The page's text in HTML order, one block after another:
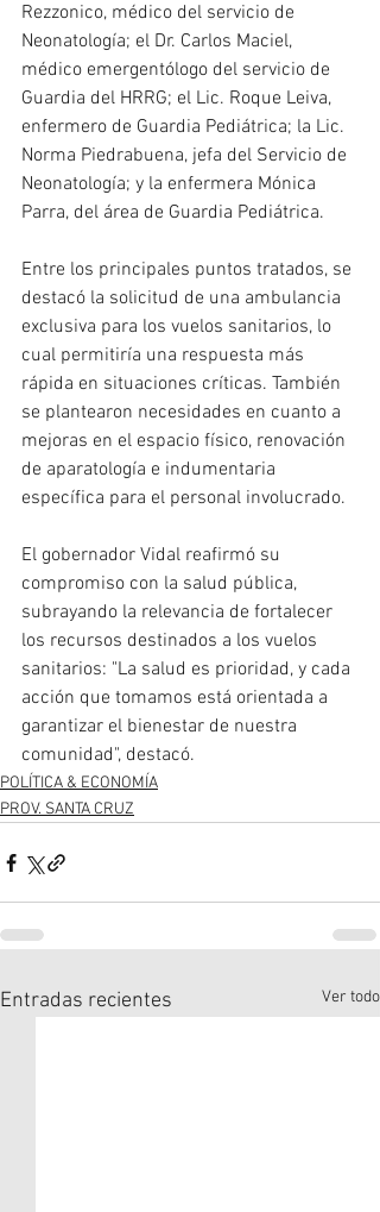
Rezzonico, médico del servicio de
Neonatología; el Dr. Carlos Maciel,
médico emergentólogo del servicio de
Guardia del HRRG; el Lic. Roque Leiva,
enfermero de Guardia Pediátrica; la Lic.
Norma Piedrabuena, jefa del Servicio de
Neonatología; y la enfermera Mónica
Parra, del área de Guardia Pediátrica.
Entre los principales puntos tratados, se
destacó la solicitud de una ambulancia
exclusiva para los vuelos sanitarios, lo
cual permitiría una respuesta más
rápida en situaciones críticas. También
se plantearon necesidades en cuanto a
mejoras en el espacio físico, renovación
de aparatología e indumentaria
específica para el personal involucrado.
El gobernador Vidal reafirmó su
compromiso con la salud pública,
subrayando la relevancia de fortalecer
los recursos destinados a los vuelos
sanitarios: "La salud es prioridad, y cada
acción que tomamos está orientada a
garantizar el bienestar de nuestra
comunidad", destacó.
POLÍTICA & ECONOMÍA
PROV. SANTA CRUZ
Entradas recientes Ver todo